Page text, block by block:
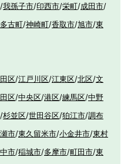
/我孫子市/印西市/栄町/成田市/
多古町/神崎町/香取市/旭市/東
区/江戸川区/江東区/北区/文
区/中央区/港区/練馬区/中野
/杉並区/世田谷区/狛江市/調布
市/東久留米市/小金井市/東村
市/稲城市/多摩市/町田市/東